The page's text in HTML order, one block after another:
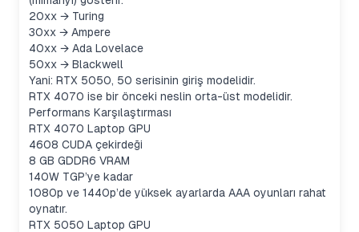
20xx → Turing
30xx → Ampere
40xx → Ada Lovelace
50xx → Blackwell
Yani: RTX 5050, 50 serisinin giriş modelidir.
RTX 4070 ise bir önceki neslin orta-üst modelidir.
Performans Karşılaştırması
RTX 4070 Laptop GPU
4608 CUDA çekirdeği
8 GB GDDR6 VRAM
140W TGP’ye kadar
1080p ve 1440p’de yüksek ayarlarda AAA oyunları rahat
oynatır.
RTX 5050 Laptop GPU